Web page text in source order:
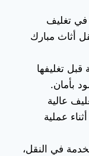
في تغليف
أثاث مبارك
تغليفها
بأمان.
عالية
عملية
في النقل،